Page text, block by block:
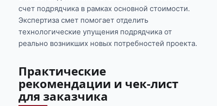
счет подрядчика в рамках основной стоимости.
Экспертиза смет помогает отделить
технологические упущения подрядчика от
реально возникших новых потребностей проекта.
Практические
рекомендации и чек-лист
для заказчика